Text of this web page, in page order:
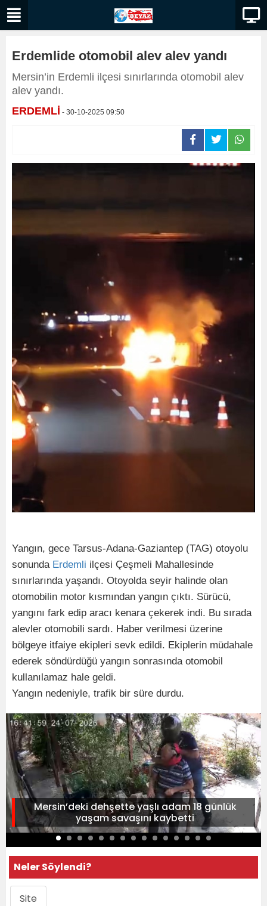
Erdemlide otomobil alev alev yandı
Mersin’in Erdemli ilçesi sınırlarında otomobil alev
alev yandı.
ERDEMLİ - 30-10-2025 09:50
Yangın, gece Tarsus-Adana-Gaziantep (TAG) otoyolu
sonunda Erdemli ilçesi Çeşmeli Mahallesinde
sınırlarında yaşandı. Otoyolda seyir halinde olan
otomobilin motor kısmından yangın çıktı. Sürücü,
yangını fark edip aracı kenara çekerek indi. Bu sırada
alevler otomobili sardı. Haber verilmesi üzerine
bölgeye itfaiye ekipleri sevk edildi. Ekiplerin müdahale
ederek söndürdüğü yangın sonrasında otomobil
kullanılamaz hale geldi.
Yangın nedeniyle, trafik bir süre durdu.
Mersin’deki dehşette yaşlı adam 18 günlük
yaşam savaşını kaybetti
Neler Söylendi?
Site